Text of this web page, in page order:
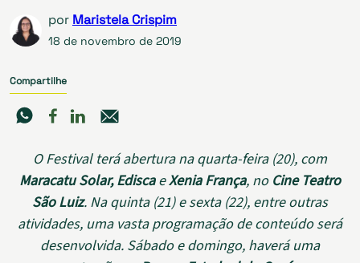
por Maristela Crispim
18 de novembro de 2019
Compartilhe
O Festival terá abertura na quarta-feira (20), com
Maracatu Solar, EdiscaeXenia França, no Cine Teatro
São Luiz. Na quinta (21) e sexta (22), entre outras
atividades, uma vasta programação de conteúdo será
desenvolvida. Sábado e domingo, haverá uma